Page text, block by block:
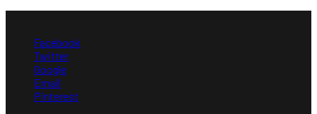
Facebook
Twitter
Google
Email
Pinterest